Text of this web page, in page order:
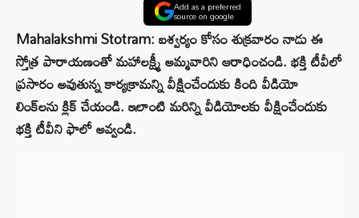
Add as a preferred
source on google
Mahalakshmi Stotram: ఐశ్వర్యం కోసం శుక్రవారం నాడు ఈ
స్తోత్ర పారాయణంతో మహాలక్ష్మీ అమ్మవారిని ఆరాధించండి. భక్తి టీవీలో
ప్రసారం అవుతున్న కార్యక్రామన్ని వీక్షించేందుకు కింది వీడియో
లింక్‌లను క్లిక్‌ చేయండి. ఇలాంటి మరిన్ని వీడియోలకు వీక్షించేందుకు
భక్తి టీవీని ఫాలో అవ్వండి.